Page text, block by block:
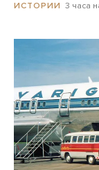
ИСТОРИИ 3 часа